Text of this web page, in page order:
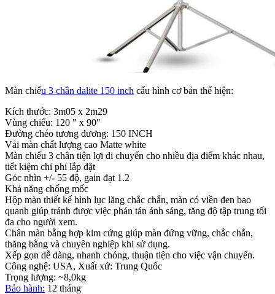
Màn chiếu 3 chân dalite 150 inch cấu hình cơ bản thể hiện:
Kích thước: 3m05 x 2m29
Vùng chiếu: 120 " x 90"
Đường chéo tương đương: 150 INCH
Vải màn chất lượng cao Matte white
Màn chiếu 3 chân tiện lợi di chuyển cho nhiều địa điểm khác nhau,
tiết kiệm chi phí lắp đặt
Góc nhìn +/- 55 độ, gain đạt 1.2
Khả năng chống mốc
Hộp màn thiết kế hình lục lăng chắc chắn, màn có viền đen bao
quanh giúp tránh được việc phán tán ánh sáng, tăng độ tập trung tối
đa cho người xem.
Chân màn bằng hợp kim cứng giúp màn đứng vững, chắc chắn,
thăng bằng và chuyên nghiệp khi sử dụng.
Xếp gọn dễ dàng, nhanh chóng, thuận tiện cho việc vận chuyển.
Công nghệ: USA, Xuất xứ: Trung Quốc
Trọng lượng: ~8,0kg
Bảo hành: 12 tháng